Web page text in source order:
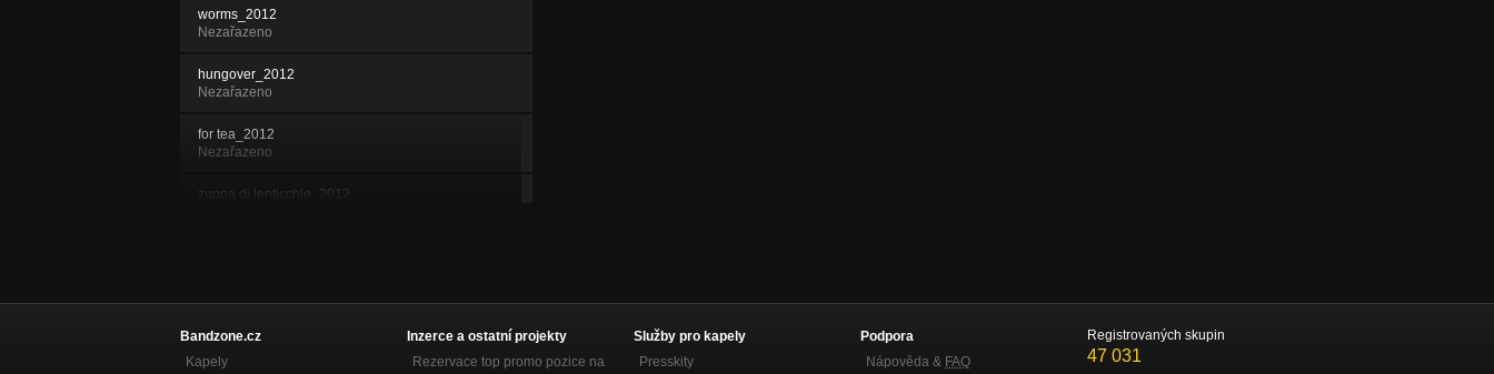
worms_2012
Nezařazeno
hungover_2012
Nezařazeno
for tea_2012
Nezařazeno
zuppa di lenticchie_2012
Nezařazeno
Bandzone.cz
Kapely
Inzerce a ostatní projekty
Rezervace top promo pozice na
Služby pro kapely
Presskity
Podpora
Nápověda & FAQ
Registrovaných skupin
47 031